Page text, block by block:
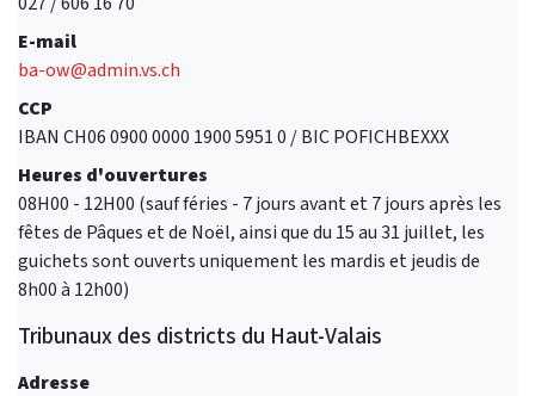
E-mail
ba-ow@admin.vs.ch
CCP
IBAN CH06 0900 0000 1900 5951 0 / BIC POFICHBEXXX
Heures d'ouvertures
08H00 - 12H00 (sauf féries - 7 jours avant et 7 jours après les
fêtes de Pâques et de Noël, ainsi que du 15 au 31 juillet, les
guichets sont ouverts uniquement les mardis et jeudis de
8h00 à 12h00)
Tribunaux des districts du Haut-Valais
Adresse